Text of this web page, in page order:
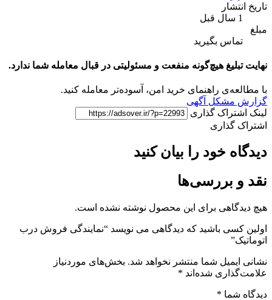
بگیرید
هیچ‌گونه منفعت و مسئولیتی در قبال معامله شما ندارد.
راهنمای خرید امن، آسوده‌تر معامله کنید.
آگهی
گذاری
خود را بیان کنید
بررسی‌ها
برای این محصول نوشته نشده است.
باشید که دیدگاهی می نویسد “نمایندگی فروش درب
شما منتشر نخواهد شد. بخش‌های موردنیاز
شده‌اند*
*